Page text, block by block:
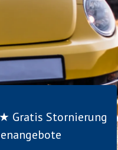
Gratis Stornierung